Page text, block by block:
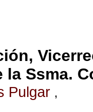
la Ssma.
Pulgar ,